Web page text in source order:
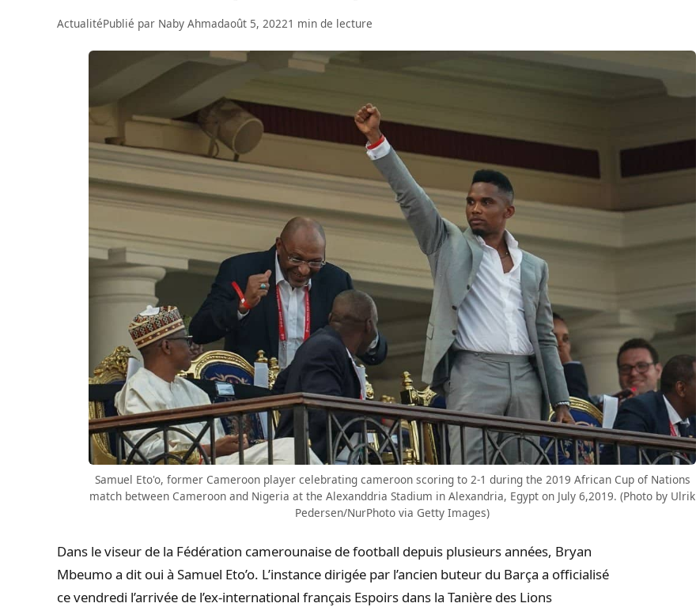
ActualitéPublié par Naby Ahmadaoût 5, 20221 min de lecture
Samuel Eto'o, former Cameroon player celebrating cameroon scoring to 2-1 during the 2019 African Cup of Nations
match between Cameroon and Nigeria at the Alexanddria Stadium in Alexandria, Egypt on July 6,2019. (Photo by Ulrik
Pedersen/NurPhoto via Getty Images)
Dans le viseur de la Fédération camerounaise de football depuis plusieurs années, Bryan
Mbeumo a dit oui à Samuel Eto’o. L’instance dirigée par l’ancien buteur du Barça a officialisé
ce vendredi l’arrivée de l’ex-international français Espoirs dans la Tanière des Lions